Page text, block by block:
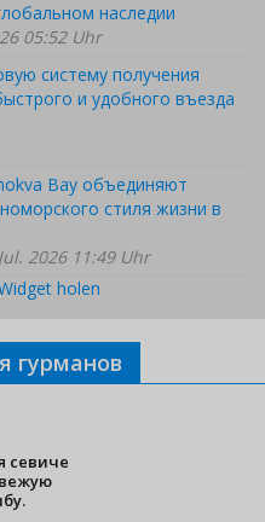
наследии
05:52 Uhr
систему получения
и удобного въезда
Bay объединяют
стиля жизни в
2026 11:49 Uhr
holen
гурманов
севиче